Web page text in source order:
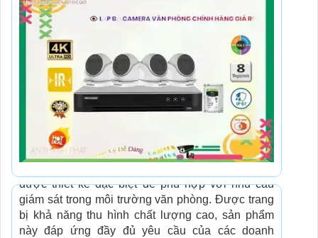
được thiết kế đặc biệt để phù hợp với nhu cầu
giám sát trong môi trường văn phòng. Được trang
bị khả năng thu hình chất lượng cao, sản phẩm
này đáp ứng đầy đủ yêu cầu của các doanh